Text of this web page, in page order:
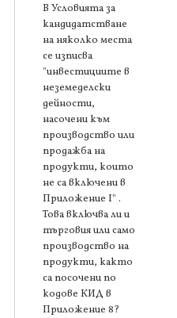
В Условията за
кандидатстване
на няколко места
се изписва
"инвестициите в
неземеделски
дейности,
насочени към
производство или
продажба на
продукти, които
не са включени в
Приложение I" .
Това включва ли и
търговия или само
производство на
продукти, както
са посочени по
кодове КИД в
Приложение 8?